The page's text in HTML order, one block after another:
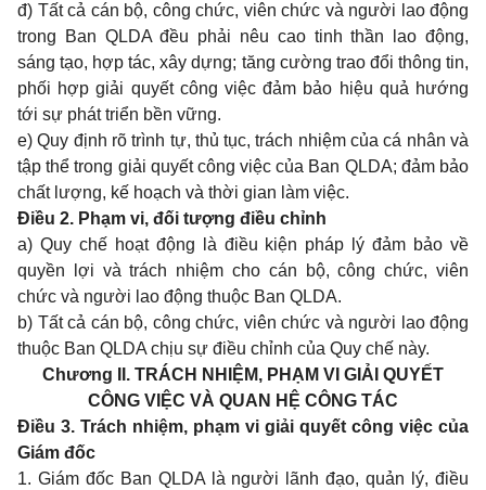
đ) Tất cả cán bộ, công chức, viên chức và người lao động
trong Ban QLDA đều phải nêu cao tinh thần lao động,
sáng tạo, hợp tác, xây dựng; tăng cường trao đổi thông tin,
phối hợp giải quyết công việc đảm bảo hiệu quả hướng
tới sự phát triển bền vững.
e) Quy định rõ trình tự, thủ tục, trách nhiệm của cá nhân và
tập thểtrong giải quyết công việc của Ban QLDA; đảm bảo
chất lượng, kế hoạch và thời gian làm việc.
Điều 2. Phạm vi, đối tượng điều chỉnh
a) Quy chế hoạt động là điều kiện pháp lýđảm bảo về
quyền lợi và trách nhiệm cho cán bộ, công chức, viên
chức và người lao động thuộc Ban QLDA.
b) Tất cả cán bộ, công chức, viên chức và người lao động
thuộc Ban QLDA chịu sự điều chỉnh của Quy chế này.
Chương II. TRÁCH NHIỆM, PHẠM VI GIẢI QUYẾT
CÔNG VIỆC VÀ QUAN HỆ CÔNG TÁC
Điều 3. Trách nhiệm, phạm vi giải quyết công việc của
Giám đốc
1. Giám đốc Ban QLDA là người
lãnh đạo, quản lý, điều